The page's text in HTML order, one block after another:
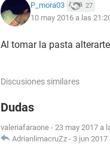
P_mora03 27
10 may 2016 a las
Al tomar la pasta
Discusiones similares
Dudas
valeriafaraone - 23 may 2017 a
AdrianlimacruZz - 3 jun 2017